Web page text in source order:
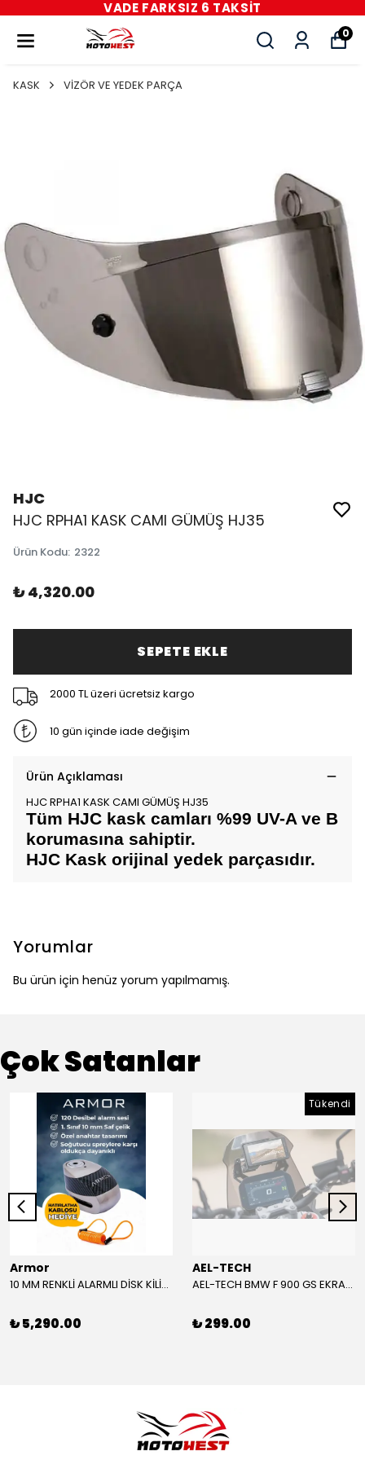
VADE FARKSIZ 6 TAKSİT
0
KASK VİZÖR VE YEDEK PARÇA
HJC
HJC RPHA1 KASK CAMI GÜMÜŞ HJ35
Ürün Kodu: 2322
₺ 4,320.00
SEPETE EKLE
2000 TL üzeri ücretsiz kargo
10 gün içinde iade değişim
Ürün Açıklaması
HJC RPHA1 KASK CAMI GÜMÜŞ HJ35
Tüm HJC kask camları %99 UV-A ve B
korumasına sahiptir.
HJC Kask orijinal yedek parçasıdır.
Yorumlar
Bu ürün için henüz yorum yapılmamış.
Çok Satanlar
Armor
10 MM RENKLİ ALARMLI DİSK KİLİDİ YENİ VERSİYON
₺ 5,290.00
Tükendi
AEL-TECH
AEL-TECH BMW F 900 GS EKRAN/GÖSTERGE KORUYUCU 2024-2025
₺ 299.00